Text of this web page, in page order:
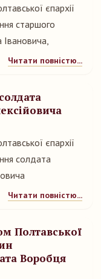
єпархії
старшого
Читати повністю...
єпархії
солдата
Читати повністю...
Полтавської
Воробця